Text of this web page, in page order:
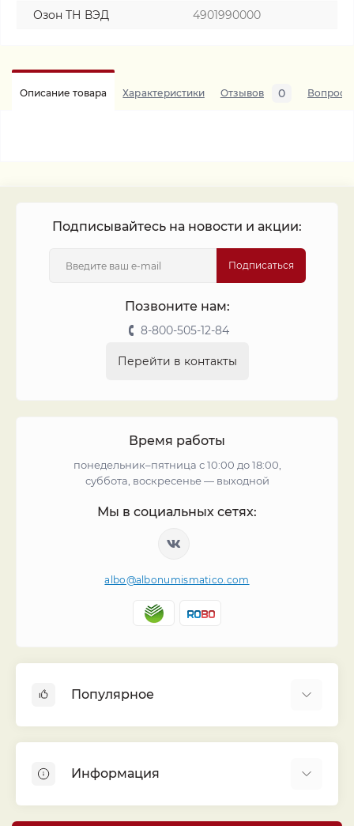
Озон ТН ВЭД
4901990000
Описание товара Характеристики Отзывов 0 Вопросы
Подписывайтесь на новости и акции:
Подписаться
Позвоните нам:
8-800-505-12-84
Перейти в контакты
Время работы
понедельник–пятница с 10:00 до 18:00,
суббота, воскресенье — выходной
Мы в социальных сетях:
albo@albonumismatico.com
Популярное
Монеты
Банкноты
Информация